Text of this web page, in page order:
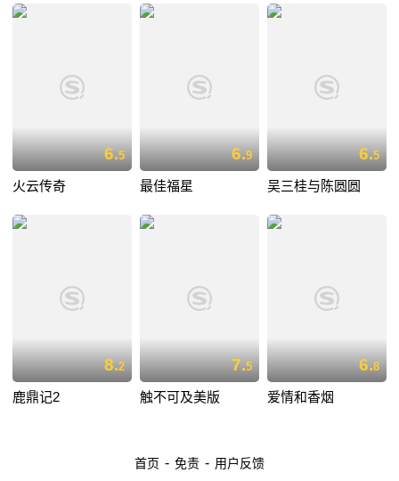
6.5
火云传奇
6.9
最佳福星
6.5
吴三桂与陈圆圆
8.2
鹿鼎记2
7.5
触不可及美版
6.8
爱情和香烟
首页 - 免责 - 用户反馈